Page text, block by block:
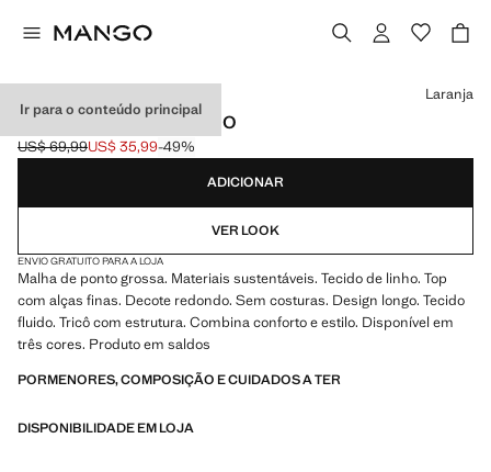
Ir para o conteúdo principal
TOP DE MALHA DE LINHO
Preço inicial riscado [US$ 69,99 ]
US$ 69,99
Preço atual [US$ 35,99 ]
US$ 35,99-49%
Selecione uma cor
Laranja
ADICIONAR
VER LOOK
ENVIO GRATUITO PARA A LOJA
Malha de ponto grossa. Materiais sustentáveis. Tecido de linho. Top
com alças finas. Decote redondo. Sem costuras. Design longo. Tecido
fluido. Tricô com estrutura. Combina conforto e estilo. Disponível em
três cores. Produto em saldos
PORMENORES, COMPOSIÇÃO E CUIDADOS A TER
DISPONIBILIDADE EM LOJA